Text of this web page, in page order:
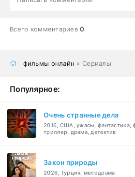
Всего комментариев0
фильмы онлайн » Сериалы
Популярное:
Очень странные дела
2016, США, ужасы, фантастика,
триллер, драма, детектив
Закон природы
2026, Турция, мелодрама